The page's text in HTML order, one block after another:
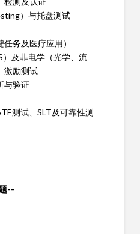
）与托盘测试
务及医疗应用）
）及非电学（光学、流
激励测试
与验证
测试、SLT及可靠性测
--